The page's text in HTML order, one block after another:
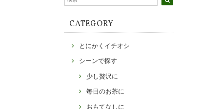
CATEGORY
とにかくイチオシ
シーンで探す
少し贅沢に
毎日のお茶に
おもてなしに